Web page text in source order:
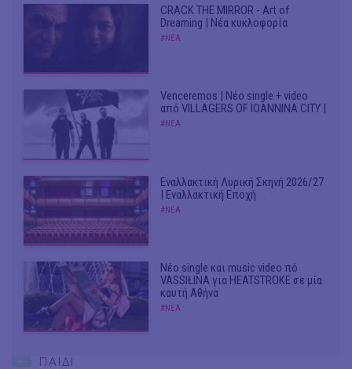
CRACK THE MIRROR - Art of
Dreaming | Νέα κυκλοφορία
#ΝΕΑ
Venceremos | Νέο single + video
από VILLAGERS OF IOANNINA CITY |
#ΝΕΑ
Εναλλακτική Λυρική Σκηνή 2026/27
| Εναλλακτική Εποχή
#ΝΕΑ
Νέο single και music video πό
VASSIŁINA για HEATSTROKE σε μία
καυτή Αθήνα
#ΝΕΑ
ΠΑΙΔΙ